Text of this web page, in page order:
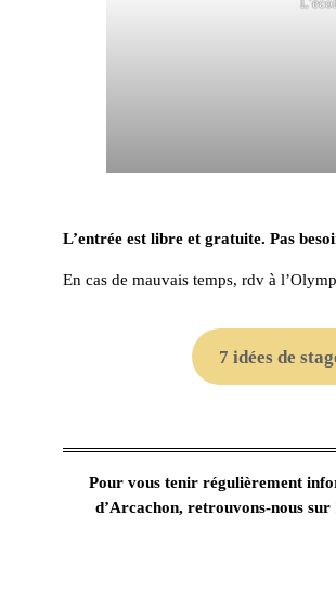
L’entrée est libre et gratuite. Pas
En cas de mauvais temps, rdv à
7 idées de
Pour vous tenir régulièrement
d’Arcachon, retrouvons-nous sur